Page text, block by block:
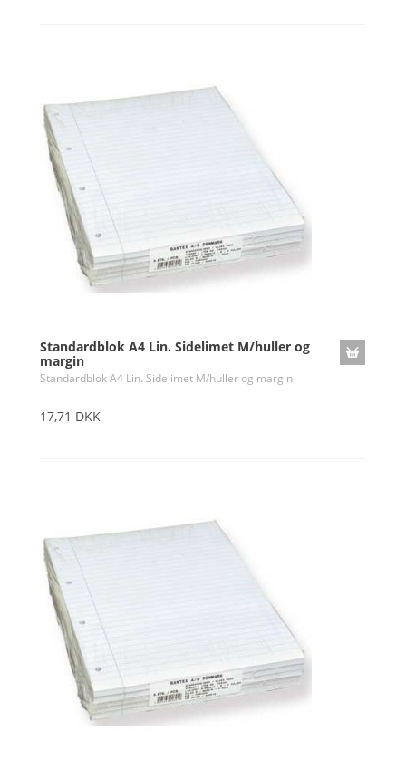
Standardblok A4 Lin. Sidelimet M/huller og
margin
Standardblok A4 Lin. Sidelimet M/huller og margin
17,71 DKK